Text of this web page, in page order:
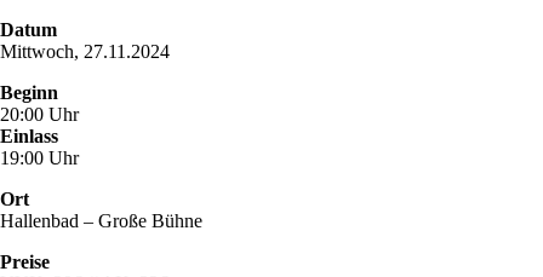
Datum
Mittwoch, 27.11.2024
Beginn
20:00 Uhr
Einlass
19:00 Uhr
Ort
Hallenbad – Große Bühne
Preise